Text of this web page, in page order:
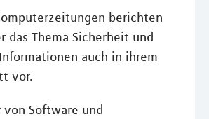
berichten
das Thema Sicherheit und
auch in ihrem
vor.
Software und